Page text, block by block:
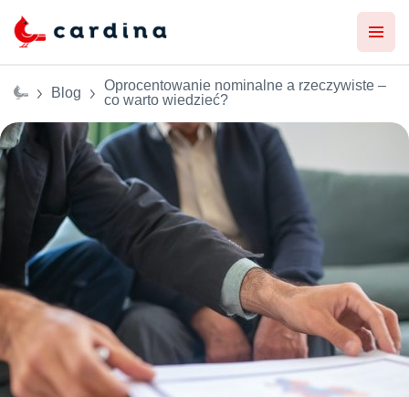
Blog
Oprocentowanie nominalne a rzeczywiste –
co warto wiedzieć?